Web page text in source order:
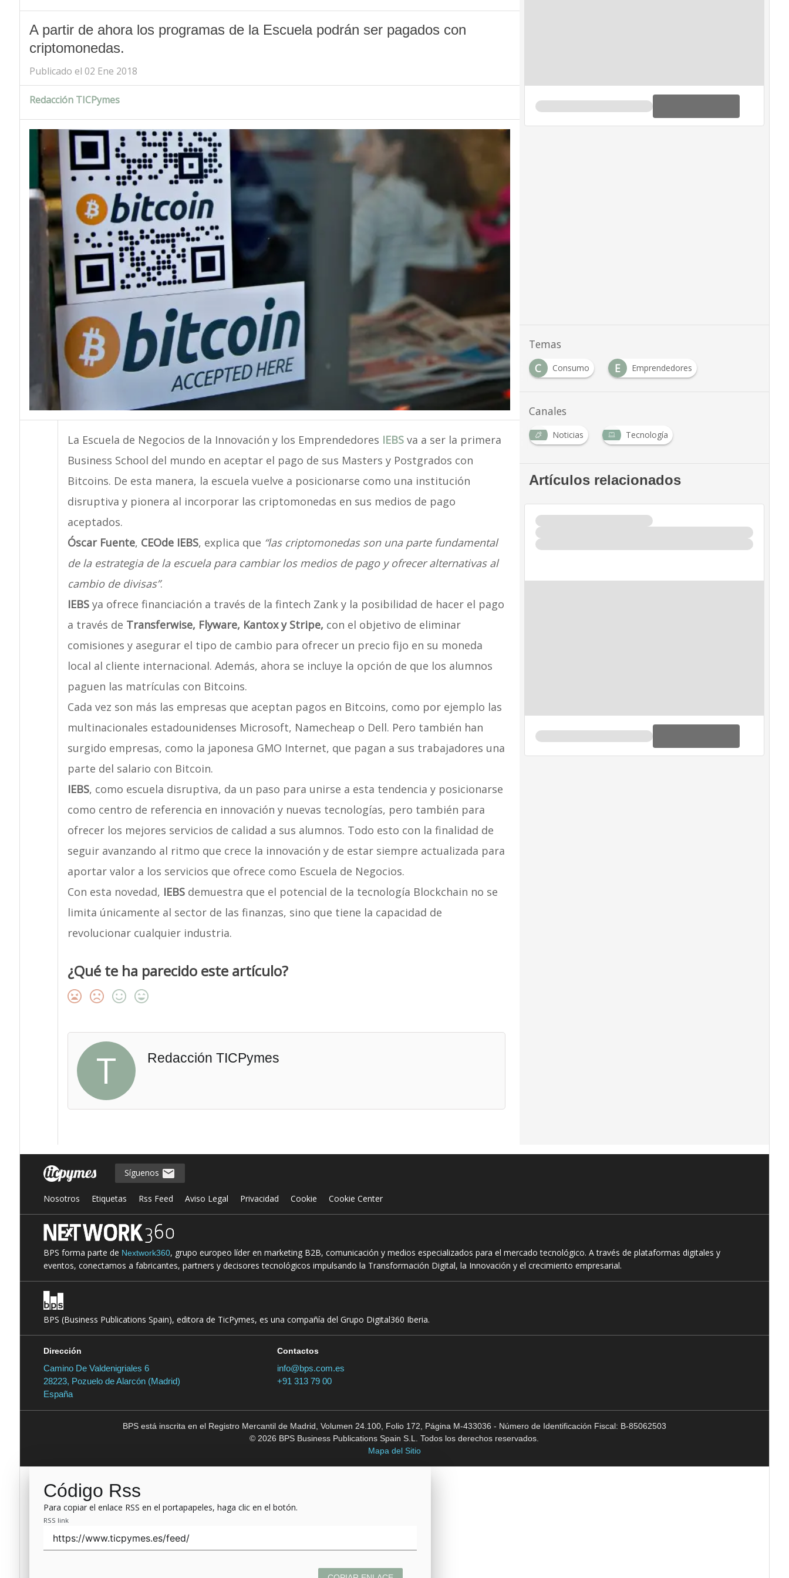
A partir de ahora los programas de la Escuela podrán ser pagados con
criptomonedas.
Publicado el 02 Ene 2018
Redacción TICPymes
La Escuela de Negocios de la Innovación y los Emprendedores IEBSva a ser la primera
Business School del mundo en aceptar el pago de sus Masters y Postgrados con
Bitcoins. De esta manera, la escuela vuelve a posicionarse como una institución
disruptiva y pionera al incorporar las criptomonedas en sus medios de pago
aceptados.
Óscar Fuente, CEOde IEBS, explica que “las criptomonedas son una parte fundamental
de la estrategia de la escuela para cambiar los medios de pago y ofrecer alternativas al
cambio de divisas”.
IEBS ya ofrece financiación a través de la fintech Zank y la posibilidad de hacer el pago
a través de Transferwise, Flyware, Kantox y Stripe, con el objetivo de eliminar
comisiones y asegurar el tipo de cambio para ofrecer un precio fijo en su moneda
local al cliente internacional. Además, ahora se incluye la opción de que los alumnos
paguen las matrículas con Bitcoins.
Cada vez son más las empresas que aceptan pagos en Bitcoins, como por ejemplo las
multinacionales estadounidenses Microsoft, Namecheap o Dell. Pero también han
surgido empresas, como la japonesa GMO Internet, que pagan a sus trabajadores una
parte del salario con Bitcoin.
IEBS, como escuela disruptiva, da un paso para unirse a esta tendencia y posicionarse
como centro de referencia en innovación y nuevas tecnologías, pero también para
ofrecer los mejores servicios de calidad a sus alumnos. Todo esto con la finalidad de
seguir avanzando al ritmo que crece la innovación y de estar siempre actualizada para
aportar valor a los servicios que ofrece como Escuela de Negocios.
Con esta novedad, IEBS demuestra que el potencial de la tecnología Blockchain no se
limita únicamente al sector de las finanzas, sino que tiene la capacidad de
revolucionar cualquier industria.
¿Qué te ha parecido este artículo?
T Redacción TICPymes
Temas
C
Consumo E Emprendedores
Canales
Noticias Tecnología
Artículos relacionados
Síguenos
Nosotros Etiquetas Rss Feed Aviso Legal Privacidad Cookie Cookie Center
BPS forma parte de Nextwork360, grupo europeo líder en marketing B2B, comunicación y medios especializados para el mercado tecnológico. A través de plataformas digitales y
eventos, conectamos a fabricantes, partners y decisores tecnológicos impulsando la Transformación Digital, la Innovación y el crecimiento empresarial.
BPS (Business Publications Spain), editora de TicPymes, es una compañía del Grupo Digital360 Iberia.
Dirección
Camino De Valdenigriales 6
28223, Pozuelo de Alarcón (Madrid)
España
Contactos
info@bps.com.es
+91 313 79 00
BPS está inscrita en el Registro Mercantil de Madrid, Volumen 24.100, Folio 172, Página M-433036 - Número de Identificación Fiscal: B-85062503
© 2026 BPS Business Publications Spain S.L. Todos los derechos reservados.
Mapa del Sitio
Código Rss
Para copiar el enlace RSS en el portapapeles, haga clic en el botón.
RSS link